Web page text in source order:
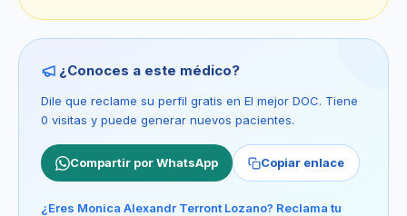
¿Conoces a este médico?
Dile que reclame su perfil gratis en El mejor DOC. Tiene
0 visitas y puede generar nuevos pacientes.
Compartir por WhatsApp Copiar enlace
¿Eres Monica Alexandr Terront Lozano? Reclama tu